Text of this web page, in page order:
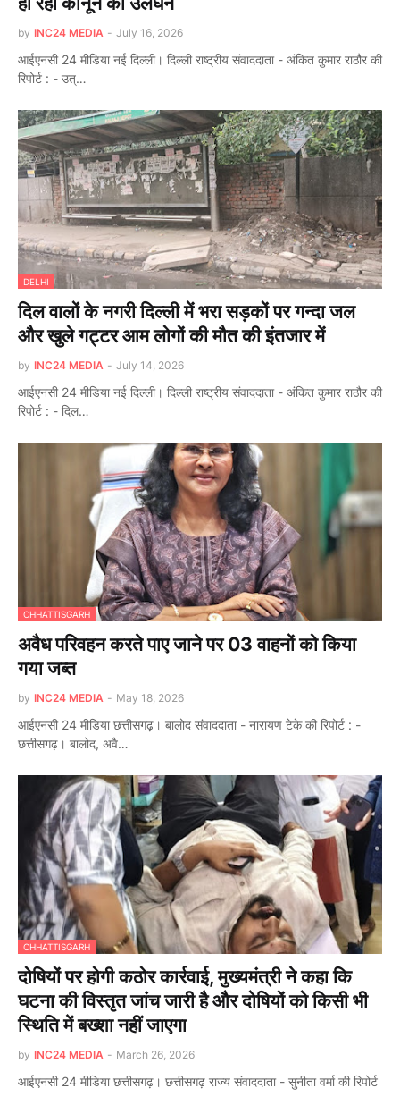
by INC24 MEDIA - July 16, 2026
आईएनसी 24 मीडिया नई दिल्ली। दिल्ली राष्ट्रीय संवाददाता - अंकित कुमार राठौर की
रिपोर्ट : - उत्…
DELHI
दिल वालों के नगरी दिल्ली में भरा सड़कों पर गन्दा जल
और खुले गट्टर आम लोगों की मौत की इंतजार में
by INC24 MEDIA - July 14, 2026
आईएनसी 24 मीडिया नई दिल्ली। दिल्ली राष्ट्रीय संवाददाता - अंकित कुमार राठौर की
रिपोर्ट : - दिल…
CHHATTISGARH
अवैध परिवहन करते पाए जाने पर 03 वाहनों को किया
गया जब्त
by INC24 MEDIA - May 18, 2026
आईएनसी 24 मीडिया छत्तीसगढ़। बालोद संवाददाता - नारायण टेके की रिपोर्ट : -
छत्तीसगढ़। बालोद, अवै…
CHHATTISGARH
दोषियों पर होगी कठोर कार्रवाई, मुख्यमंत्री ने कहा कि
घटना की विस्तृत जांच जारी है और दोषियों को किसी भी
स्थिति में बख्शा नहीं जाएगा
by INC24 MEDIA - March 26, 2026
आईएनसी 24 मीडिया छत्तीसगढ़। छत्तीसगढ़ राज्य संवाददाता - सुनीता वर्मा की रिपोर्ट